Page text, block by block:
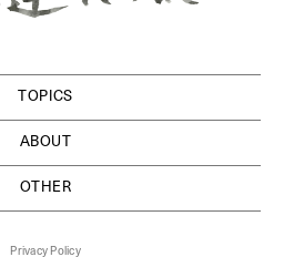
TOPICS
ABOUT
OTHER
Privacy Policy